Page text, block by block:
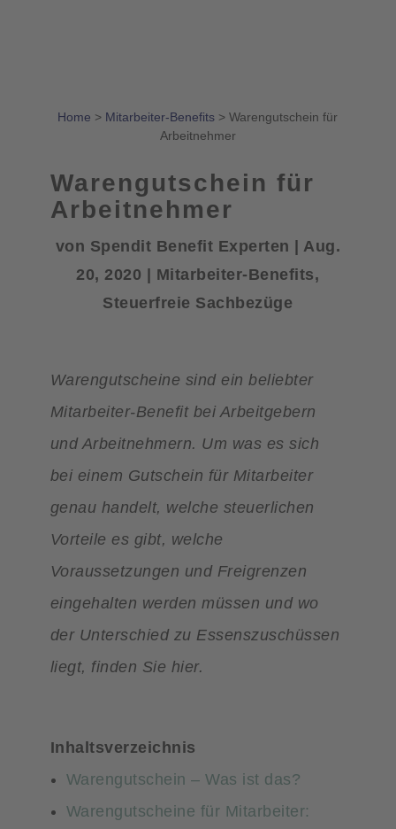
Home > Mitarbeiter-Benefits >Warengutschein für
Arbeitnehmer
Warengutschein für
Arbeitnehmer
von Spendit Benefit Experten
Aug.
20, 2020
Mitarbeiter-Benefits,
Steuerfreie Sachbezüge
Warengutscheine sind ein beliebter
Mitarbeiter-Benefit bei Arbeitgebern
und Arbeitnehmern. Um was es sich
bei einem Gutschein für Mitarbeiter
genau handelt, welche steuerlichen
Vorteile es gibt, welche
Voraussetzungen und Freigrenzen
eingehalten werden müssen und wo
der Unterschied zu Essenszuschüssen
liegt, finden Sie hier.
Inhaltsverzeichnis
Warengutschein – Was ist das?
Warengutscheine für Mitarbeiter: